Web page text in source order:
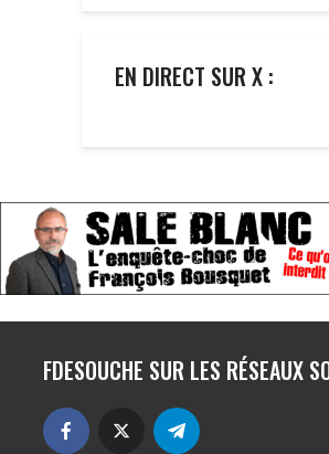
EN DIRECT SUR X :
FDESOUCHE SUR LES RÉSEAUX